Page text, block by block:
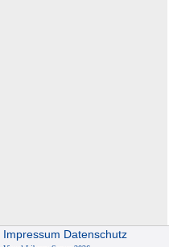
Impressum Datenschutz